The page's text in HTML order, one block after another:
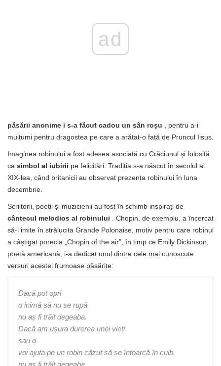
ad
păsării anonime i s-a făcut cadou un sân roșu , pentru a-i
mulțumi pentru dragostea pe care a arătat-o ​​față de Pruncul Iisus.
Imaginea robinului a fost adesea asociată cu Crăciunul și folosită
ca simbol al iubirii pe felicitări. Tradiția s-a născut în secolul al
XIX-lea, când britanicii au observat prezența robinului în luna
decembrie.
Scriitorii, poeții și muzicienii au fost în schimb inspirați de
cântecul melodios al robinului . Chopin, de exemplu, a încercat
să-l imite în strălucita Grande Polonaise, motiv pentru care robinul
a câștigat porecla „Chopin of the air”, în timp ce Emily Dickinson,
poetă americană, i-a dedicat unul dintre cele mai cunoscute
versuri acestei frumoase păsărițe:
Dacă pot opri
o inimă să nu se rupă,
nu aș fi trăit degeaba.
Dacă am ușura durerea unei vieți
sau o
voi ajuta pe un robin căzut să se întoarcă în cuib,